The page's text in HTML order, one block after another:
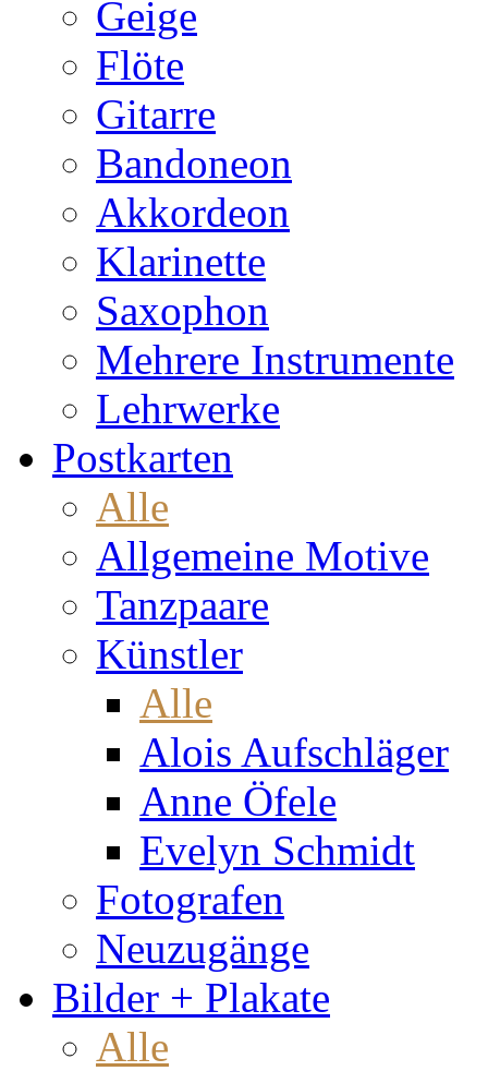
Geige
Flöte
Gitarre
Bandoneon
Akkordeon
Klarinette
Saxophon
Mehrere Instrumente
Lehrwerke
Postkarten
Alle
Allgemeine Motive
Tanzpaare
Künstler
Alle
Alois Aufschläger
Anne Öfele
Evelyn Schmidt
Fotografen
Neuzugänge
Bilder + Plakate
Alle